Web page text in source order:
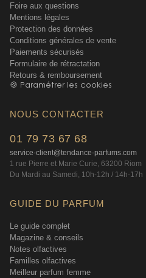
Foire aux questions
Mentions légales
Protection des données
Conditions générales de vente
Paiements sécurisés
Formulaire de rétractation
Retours & remboursement
🍪 Paramétrer les cookies
NOUS CONTACTER
01 79 73 67 68
service-client@tendance-parfums.com
1 rue Pierre et Marie Curie, 63200 Riom
Du Mardi au Samedi, 10h-12h / 14h-17h
GUIDE DU PARFUM
Le guide complet
Magazine & conseils
Notes olfactives
Familles olfactives
Meilleur parfum femme